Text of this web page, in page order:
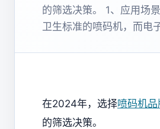
的筛选决策。 1、应用场
卫生标准的喷码机，而电
在2024年，选择喷码机品
的筛选决策。